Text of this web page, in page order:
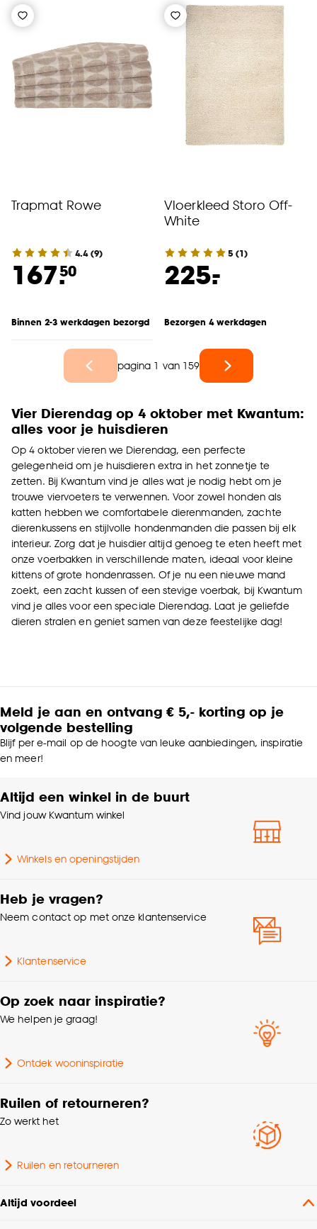
Trapmat Rowe
4.4(9)
167.50
Binnen 2-3 werkdagen bezorgd
Vloerkleed Storo Off-
White
5 (1)
225.
-
Bezorgen 4 werkdagen
pagina 1 van 159
Vier Dierendag op 4 oktober met Kwantum:
alles voor je huisdieren
Op 4 oktober vieren we Dierendag, een perfecte
gelegenheid om je huisdieren extra in het zonnetje te
zetten. Bij Kwantum vind je alles wat je nodig hebt om je
trouwe viervoeters te verwennen. Voor zowel honden als
katten hebben we comfortabele dierenmanden, zachte
dierenkussens en stijlvolle hondenmanden die passen bij elk
interieur. Zorg dat je huisdier altijd genoeg te eten heeft met
onze voerbakken in verschillende maten, ideaal voor kleine
kittens of grote hondenrassen. Of je nu een nieuwe mand
zoekt, een zacht kussen of een stevige voerbak, bij Kwantum
vind je alles voor een speciale Dierendag. Laat je geliefde
dieren stralen en geniet samen van deze feestelijke dag!
Meld je aan en ontvang € 5,- korting op je
volgende bestelling
Blijf per e-mail op de hoogte van leuke aanbiedingen, inspiratie
en meer!
Altijd een winkel in de buurt
Vind jouw Kwantum winkel
Winkels en openingstijden
Heb je vragen?
Neem contact op met onze klantenservice
Klantenservice
Op zoek naar inspiratie?
We helpen je graag!
Ontdek wooninspiratie
Ruilen of retourneren?
Zo werkt het
Ruilen en retourneren
Altijd voordeel